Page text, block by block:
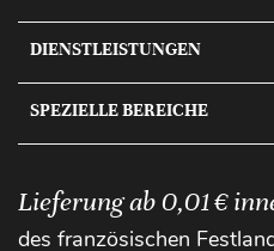
DIENSTLEISTUNGEN
SPEZIELLE BEREICHE
Lieferung ab 0,01 €
des französischen